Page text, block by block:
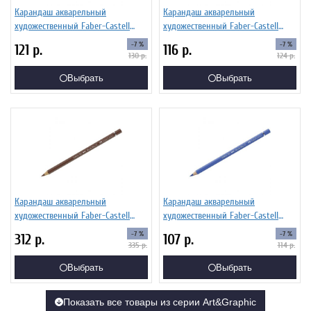
Карандаш акварельный
художественный Faber-Castell
фиолетовый
121 р. -7 %
130р.
Выбрать
Карандаш акварельный
художественный Faber-Castell
"Albrecht Durer", цвет 117 светло-
кадмиевый красн.
116 р. -7 %
124р.
Выбрать
Карандаш акварельный
художественный Faber-Castell
"Albrecht Durer", цвет 283 жженая
сиена
312 р. -7 %
335р.
Выбрать
Карандаш акварельный
художественный Faber-Castell
ультрамарин
107 р. -7 %
114р.
Выбрать
Показать все товары из серии Art&Graphic